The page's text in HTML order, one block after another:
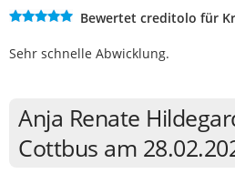
Bewertet creditolo für
Sehr schnelle Abwicklung.
Anja Renate
Cottbus am